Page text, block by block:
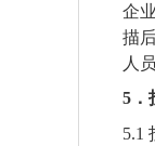
企
描
人
5．
5.1